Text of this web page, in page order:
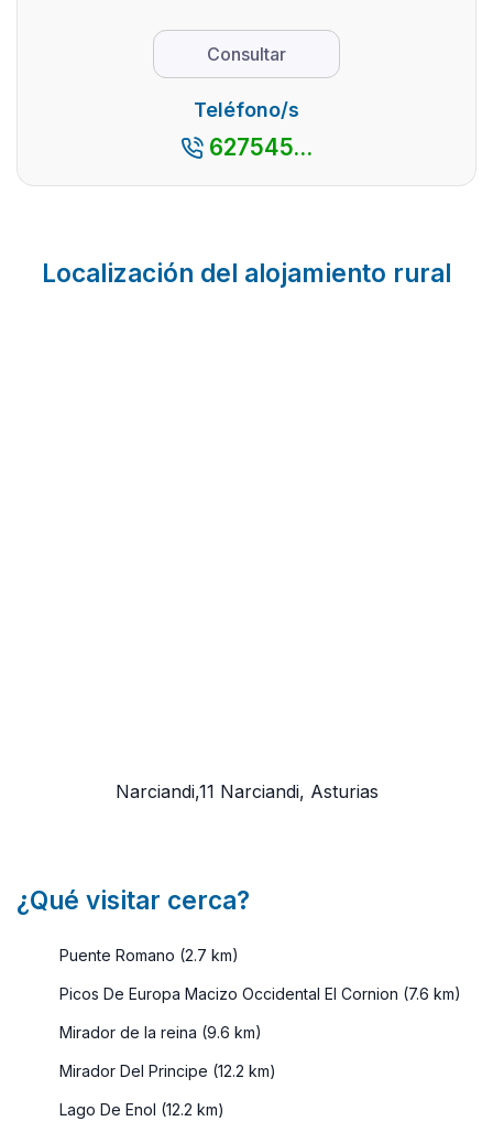
Consultar
Teléfono/s
627545...
Localización del alojamiento rural
Narciandi,11 Narciandi, Asturias
¿Qué visitar cerca?
Puente Romano (2.7 km)
Picos De Europa Macizo Occidental El Cornion (7.6 km)
Mirador de la reina (9.6 km)
Mirador Del Principe (12.2 km)
Lago De Enol (12.2 km)